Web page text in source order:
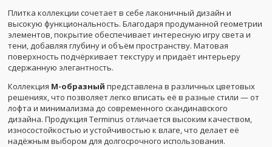
Плитка коллекции сочетает в себе лаконичный дизайн и
высокую функциональность. Благодаря продуманной геометрии
элементов, покрытие обеспечивает интересную игру света и
тени, добавляя глубину и объём пространству. Матовая
поверхность подчёркивает текстуру и придаёт интерьеру
сдержанную элегантность.
Коллекция М-образный представлена в различных цветовых
решениях, что позволяет легко вписать её в разные стили — от
лофта и минимализма до современного скандинавского
дизайна. Продукция Terminus отличается высоким качеством,
износостойкостью и устойчивостью к влаге, что делает её
надёжным выбором для долгосрочного использования.